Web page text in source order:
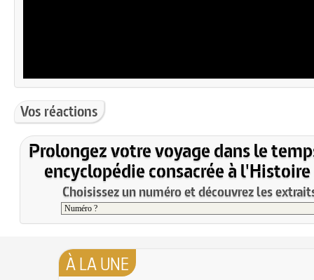
Vos réactions
Prolongez votre voyage dans le
encyclopédie consacrée à l'Histoire
Choisissez un numéro et découvrez les
À LA UNE